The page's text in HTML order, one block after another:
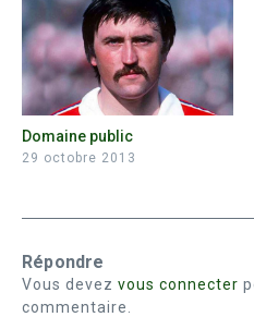
Domaine public
29 octobre 2013
Répondre
Vous devez vous connecter
commentaire.